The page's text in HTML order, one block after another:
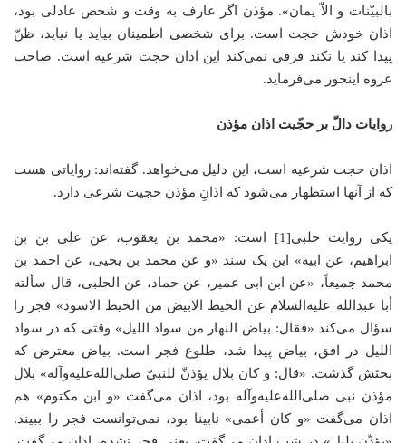
بالبیّنات و الاّ یمان». مؤذن اگر عارف به وقت و شخص عادلی بود،
اذان خودش حجت است. برای شخصی اطمینان بیاید یا نیاید، ظنّ
پیدا کند یا نکند فرقی نمی‌کند این اذان حجت شرعیه است. صاحب
عروه اینجور می‌فرماید.
روایات دالّ بر حجّیت اذان مؤذن
اذان حجت شرعیه است، این دلیل می‌خواهد. گفته‌اند: روایاتی هست
که از آنها استظهار می‌شود که اذانِ مؤذن حجیت شرعی دارد.
یکی روایت حلبی[1] است: «محمد بن یعقوب، عن علی بن بن
ابراهیم، عن ابیه» این یک سند «و عن محمد بن یحیی، عن احمد بن
محمد جمیعاً، «عن ابن ابی عمیر، عن حماد، عن الحلبی، قال سألته
أبا عبدالله علیه‌السلام عن الخیط الابیض من الخیط الاسود» فجر را
سؤال می‌کند «فقال: بیاض النهار من سواد اللیل» وقتی که در سواد
اللیل در افق، بیاض پیدا شد، طلوع فجر است. بیاض معترض که
بحثش گذشت. «قال: و کان بلال یؤذنّ للنبیّ صلی‌الله‌علیه‌وآله» بلال
مؤذن نبی صلی‌الله‌علیه‌وآله بود، اذان می‌گفت «و ابن مکتوم» هم
اذان می‌گفت «و کان أعمی» نابینا بود، نمی‌توانست فجر را ببیند.